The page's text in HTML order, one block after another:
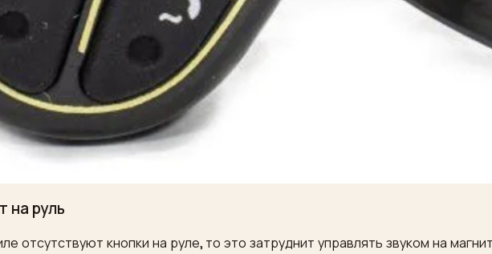
на руль
отсутствуют кнопки на руле, то это затруднит управлять звуком на